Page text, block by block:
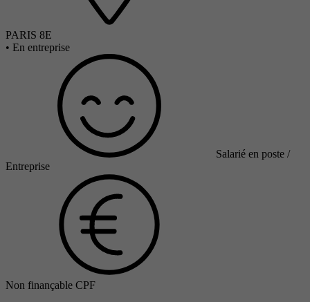
PARIS 8E
• En entreprise
Salarié en poste /
Entreprise
Non finançable CPF